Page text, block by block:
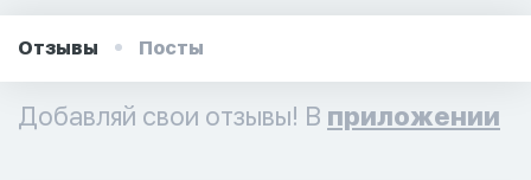
Отзывы Посты
Добавляй свои отзывы! В приложении